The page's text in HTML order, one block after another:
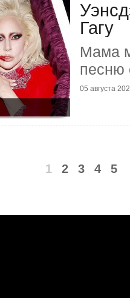
Гагу
Мама
песню
05 августа
1 2 3 4 5